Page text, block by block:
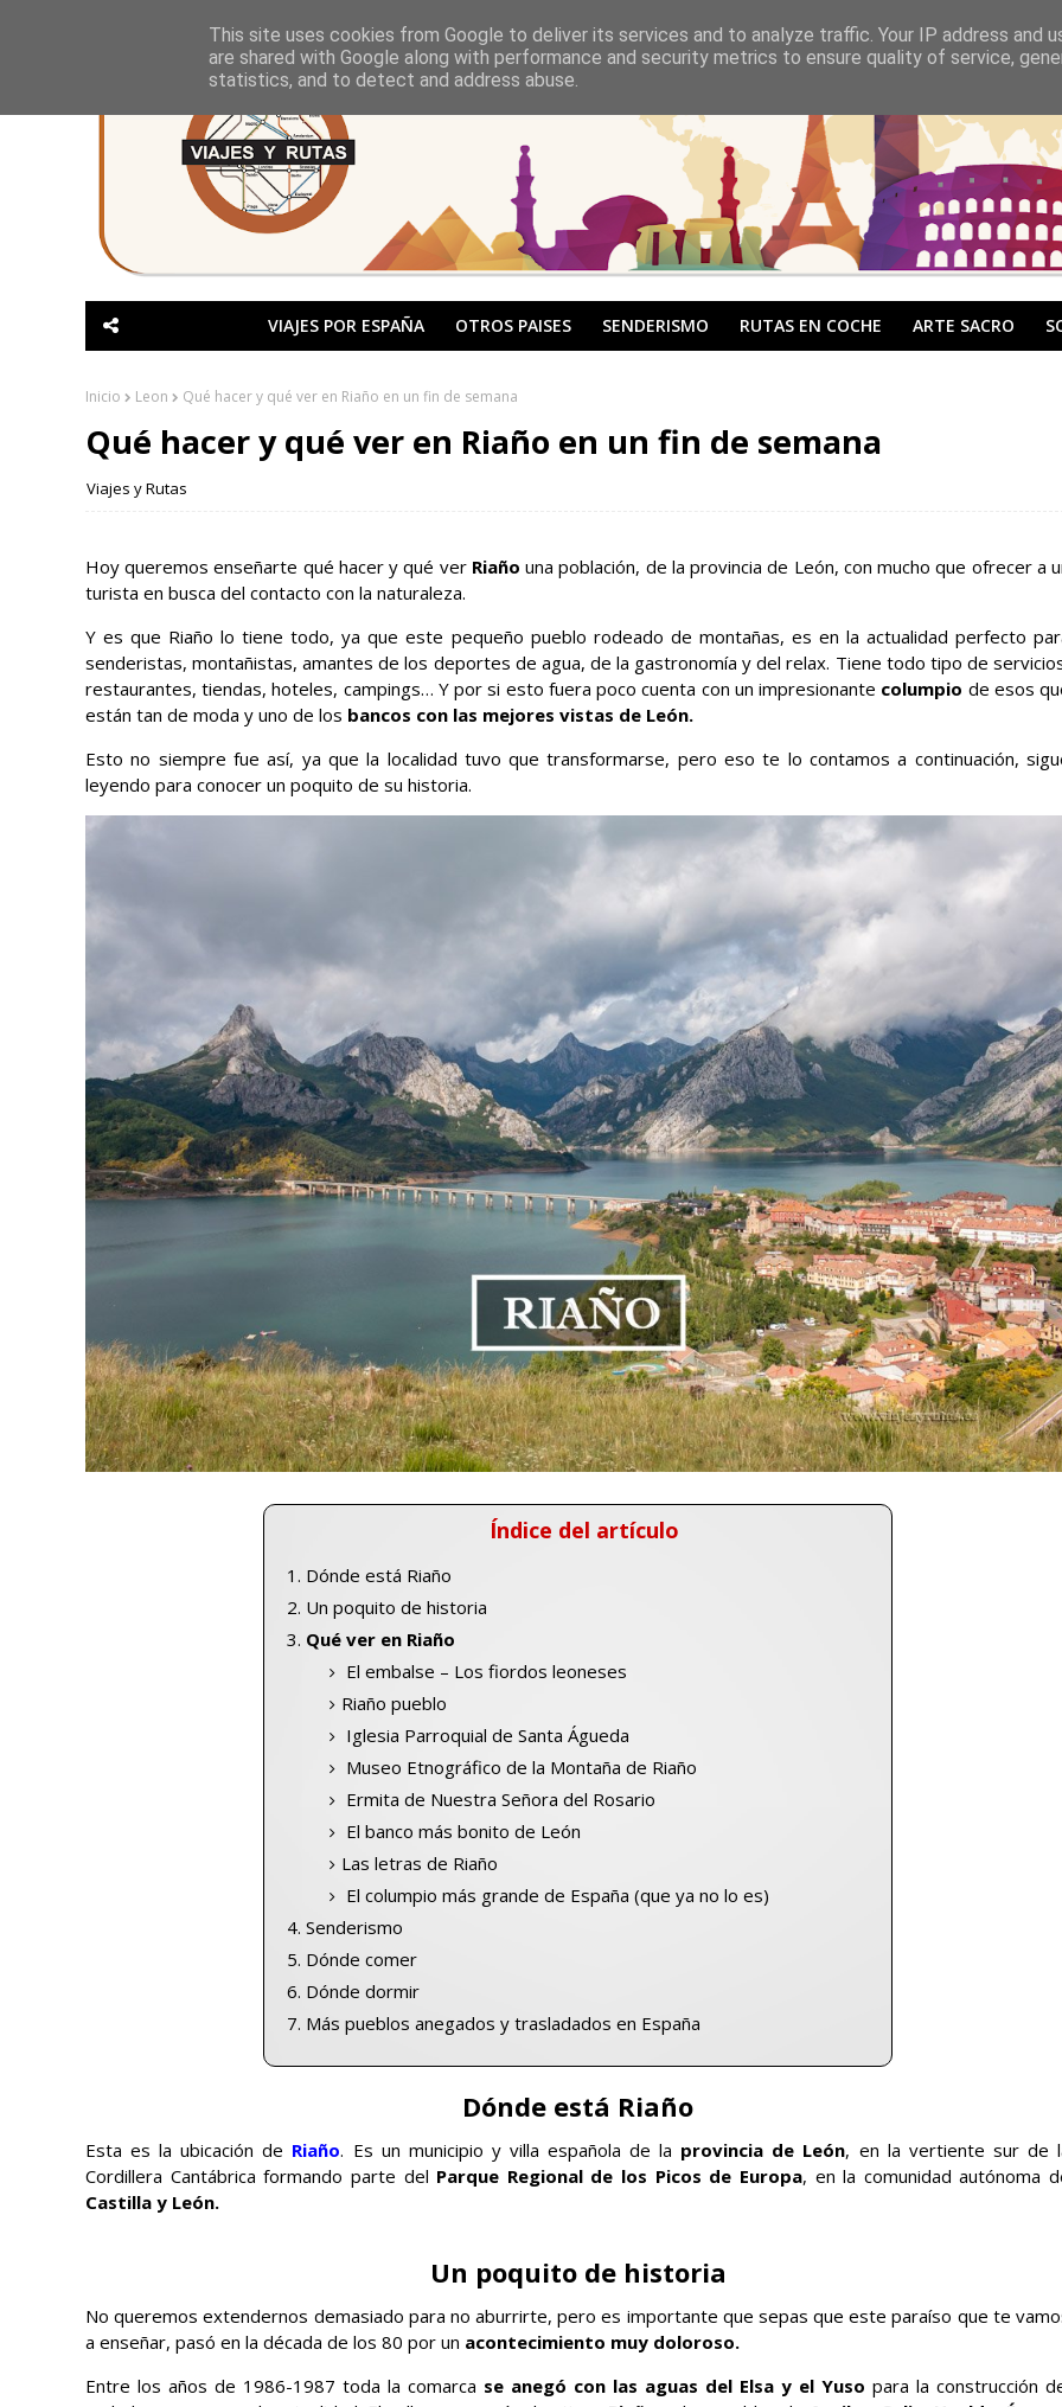
VIAJES POR ESPAÑA OTROS PAISES SENDERISMO RUTAS EN COCHE ARTE SACRO
Inicio Leon Qué hacer y qué ver en Riaño en un fin de semana
Qué hacer y qué ver en Riaño en un fin de semana
Viajes y Rutas
Hoy queremos enseñarte qué hacer y qué ver Riaño una población, de la provincia de León, con mucho que ofrecer a
turista en busca del contacto con la naturaleza.
Y es que Riaño lo tiene todo, ya que este pequeño pueblo rodeado de montañas, es en la actualidad perfecto
senderistas, montañistas, amantes de los deportes de agua, de la gastronomía y del relax. Tiene todo tipo de
restaurantes, tiendas, hoteles, campings… Y por si esto fuera poco cuenta con un impresionante columpio de esos
están tan de moda y uno de los bancos con las mejores vistas de León.
Esto no siempre fue así, ya que la localidad tuvo que transformarse, pero eso te lo contamos a continuación,
leyendo para conocer un poquito de su historia.
Índice del artículo
Dónde está Riaño
Un poquito de historia
Qué ver en Riaño
El embalse – Los fiordos leoneses
Riaño pueblo
Iglesia Parroquial de Santa Águeda
Museo Etnográfico de la Montaña de Riaño
Ermita de Nuestra Señora del Rosario
El banco más bonito de León
Las letras de Riaño
El columpio más grande de España (que ya no lo es)
Senderismo
Dónde comer
Dónde dormir
Más pueblos anegados y trasladados en España
Dónde está Riaño
Esta es la ubicación de Riaño. Es un municipio y villa española de la provincia de León, en la vertiente sur de
Cordillera Cantábrica formando parte del Parque Regional de los Picos de Europa, en la comunidad autónoma
Castilla y León.
Un poquito de historia
No queremos extendernos demasiado para no aburrirte, pero es importante que sepas que este paraíso que te
a enseñar, pasó en la década de los 80 por un acontecimiento muy doloroso.
Entre los años de 1986-1987 toda la comarca se anegó con las aguas del Elsa y el Yuso para la construcción
This site uses cookies from Google to deliver its services and to analyze traffic. Your IP address and
are shared with Google along with performance and security metrics to ensure quality of service,
statistics, and to detect and address abuse.